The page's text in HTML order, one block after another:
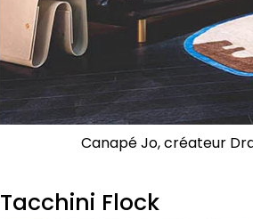
Canapé Jo, créateur
Tacchini Flock